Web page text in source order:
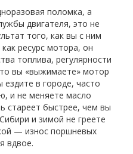
поломка, а
двигателя,это не
того, как вы с ним
какресурс мотора, он
топлива, регулярности
вы «выжимаете» мотор
ездите в городе, часто
и не меняете масло
стареет быстрее, чем вы
и зимой не греете
— износ поршневых
вдвое.